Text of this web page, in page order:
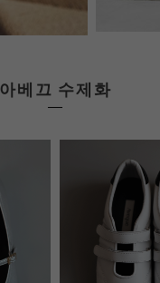
아베끄 수제화